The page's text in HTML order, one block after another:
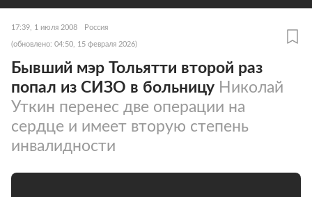
17:39, 1 июля 2008 Россия
(обновлено: 04:50, 15 февраля 2026)
Бывший мэр Тольятти второй раз
попал из СИЗО в больницу Николай
Уткин перенес две операции на
сердце и имеет вторую степень
инвалидности